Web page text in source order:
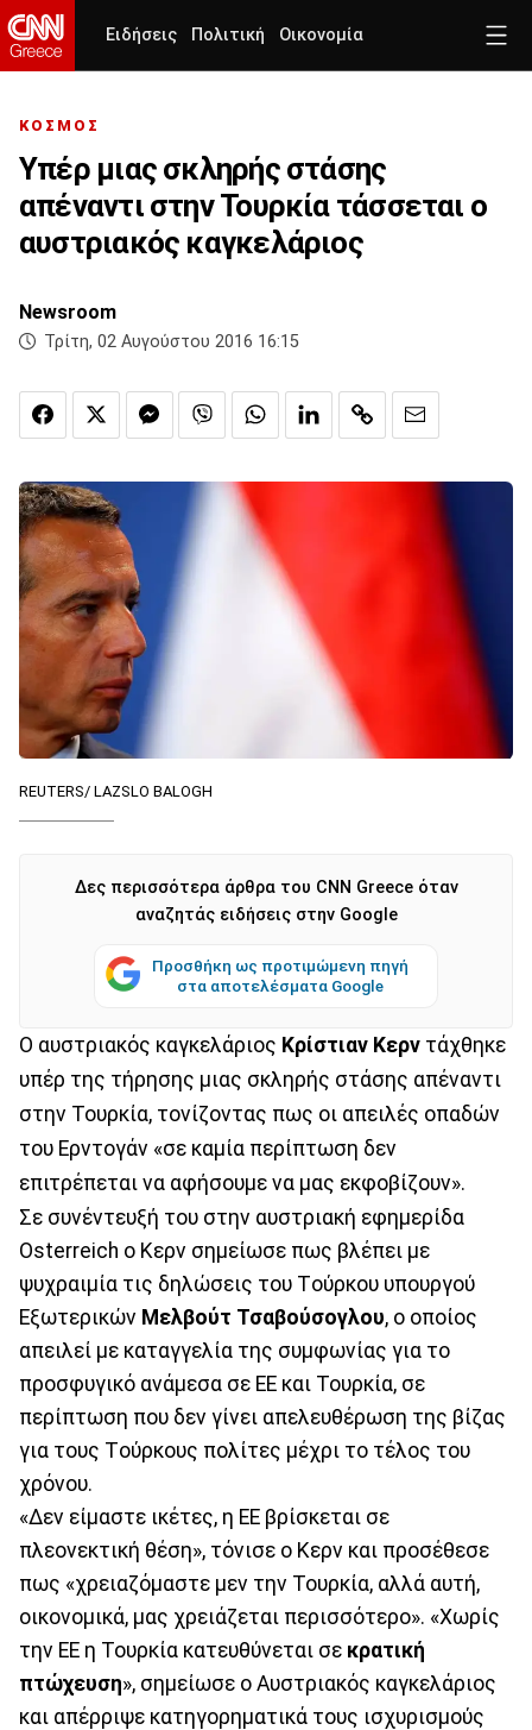
Ειδήσεις Πολιτική Οικονομία
ΚΟΣΜΟΣ
Υπέρ μιας σκληρής στάσης
απέναντι στην Τουρκία τάσσεται ο
αυστριακός καγκελάριος
Newsroom
Τρίτη, 02 Αυγούστου 2016 16:15
REUTERS/ LAZSLO BALOGH
Δες περισσότερα άρθρα του CNN Greece όταν
αναζητάς ειδήσεις στην Google
Προσθήκη ως προτιμώμενη πηγή
στα αποτελέσματα Google
Ο αυστριακός καγκελάριος Κρίστιαν Κερν τάχθηκε
υπέρ της τήρησης μιας σκληρής στάσης απέναντι
στην Τουρκία, τονίζοντας πως οι απειλές οπαδών
του Ερντογάν «σε καμία περίπτωση δεν
επιτρέπεται να αφήσουμε να μας εκφοβίζουν».
Σε συνέντευξή του στην αυστριακή εφημερίδα
Osterreich ο Κερν σημείωσε πως βλέπει με
ψυχραιμία τις δηλώσεις του Tούρκου υπουργού
Εξωτερικών Μελβούτ Τσαβούσογλου, ο οποίος
απειλεί με καταγγελία της συμφωνίας για το
προσφυγικό ανάμεσα σε ΕΕ και Τουρκία, σε
περίπτωση που δεν γίνει απελευθέρωση της βίζας
για τους Tούρκους πολίτες μέχρι το τέλος του
χρόνου.
«Δεν είμαστε ικέτες, η ΕΕ βρίσκεται σε
πλεονεκτική θέση», τόνισε ο Κερν και προσέθεσε
πως «χρειαζόμαστε μεν την Τουρκία, αλλά αυτή,
οικονομικά, μας χρειάζεται περισσότερο». «Χωρίς
την ΕΕ η Τουρκία κατευθύνεται σε κρατική
πτώχευση», σημείωσε ο Aυστριακός καγκελάριος
και απέρριψε κατηγορηματικά τους ισχυρισμούς